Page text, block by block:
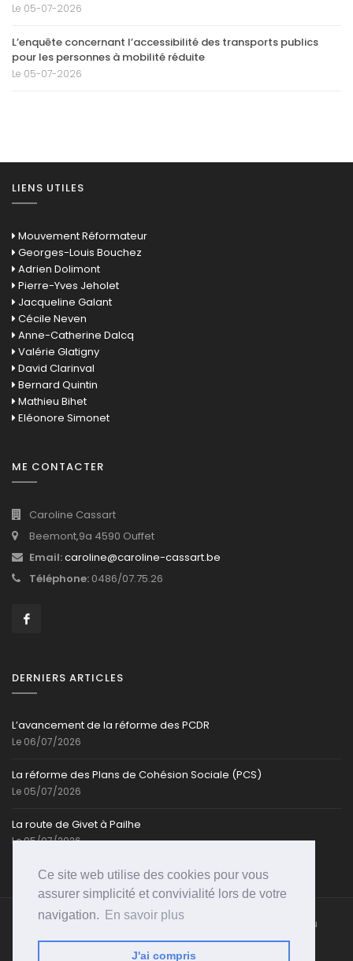
Ce site web utilise des cookies pour vous
assurer simplicité et convivialité lors de votre
navigation.
En savoir plus
J'ai compris
Le 05-07-2026
L’enquête concernant l’accessibilité des transports publics
pour les personnes à mobilité réduite
Le 05-07-2026
LIENS UTILES
Mouvement Réformateur
Georges-Louis Bouchez
Adrien Dolimont
Pierre-Yves Jeholet
Jacqueline Galant
Cécile Neven
Anne-Catherine Dalcq
Valérie Glatigny
David Clarinval
Bernard Quintin
Mathieu Bihet
Eléonore Simonet
ME CONTACTER
Caroline Cassart
Beemont,9a 4590 Ouffet
Email:caroline@caroline-cassart.be
Téléphone: 0486/07.75.26
DERNIERS ARTICLES
L’avancement de la réforme des PCDR
Le 06/07/2026
La réforme des Plans de Cohésion Sociale (PCS)
Le 05/07/2026
La route de Givet à Pailhe
Le 05/07/2026
Caroline-Cassart.be @ Toute reproduction partielle ou
totale est strictement interdite | Propulsé parPSI-